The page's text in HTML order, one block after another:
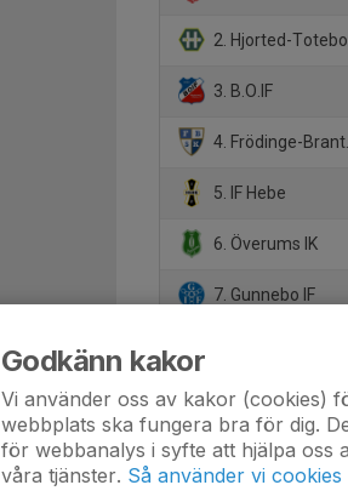
2. Hjorted-Totebo
3. B.O.IF
4. Frödinge-
5. IF Hebe
6. Överums IK
7. Gunnebo IF
9. Horn/Hycklinge
Godkänn kakor
Vi använder oss av kakor (cookies)
webbplats ska fungera bra för dig.
för webbanalys i syfte att hjälpa oss
våra tjänster. Så använder vi cookies